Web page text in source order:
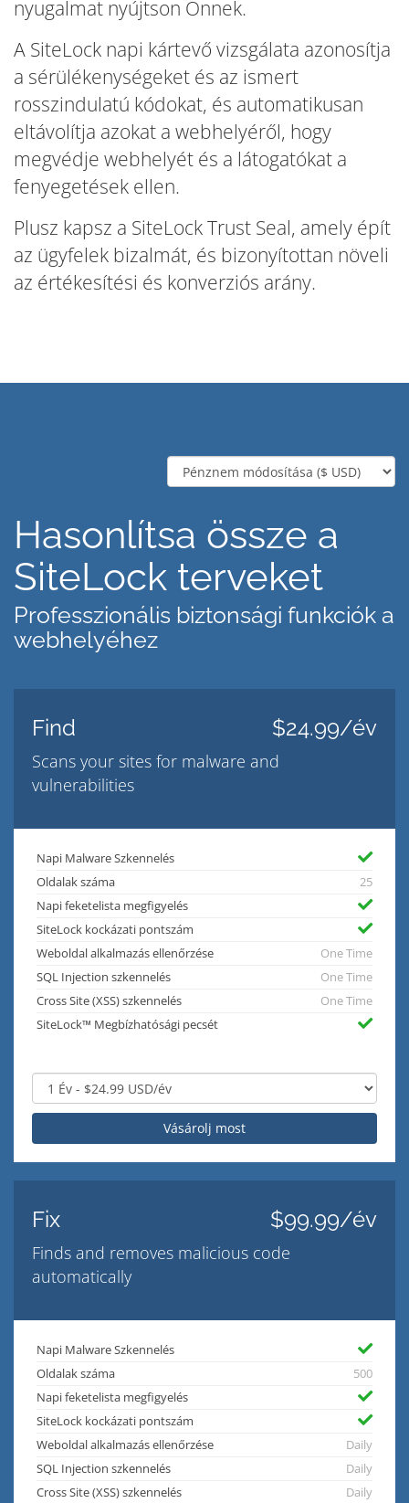
nyugalmat nyújtson Önnek.
A SiteLock napi kártevő vizsgálata azonosítja
a sérülékenységeket és az ismert
rosszindulatú kódokat, és automatikusan
eltávolítja azokat a webhelyéről, hogy
megvédje webhelyét és a látogatókat a
fenyegetések ellen.
Plusz kapsz a SiteLock Trust Seal, amely épít
az ügyfelek bizalmát, és bizonyítottan növeli
az értékesítési és konverziós arány.
Hasonlítsa össze a
SiteLock terveket
Professzionális biztonsági funkciók a
webhelyéhez
Find $24.99/év
Scans your sites for malware and
vulnerabilities
Napi Malware Szkennelés
Oldalak száma
25
Napi feketelista megfigyelés
SiteLock kockázati pontszám
Weboldal alkalmazás ellenőrzése
One Time
SQL Injection szkennelés
One Time
Cross Site (XSS) szkennelés
One Time
SiteLock™ Megbízhatósági pecsét
Vásárolj most
Fix $99.99/év
Finds and removes malicious code
automatically
Napi Malware Szkennelés
Oldalak száma
500
Napi feketelista megfigyelés
SiteLock kockázati pontszám
Weboldal alkalmazás ellenőrzése
Daily
SQL Injection szkennelés
Daily
Cross Site (XSS) szkennelés
Daily